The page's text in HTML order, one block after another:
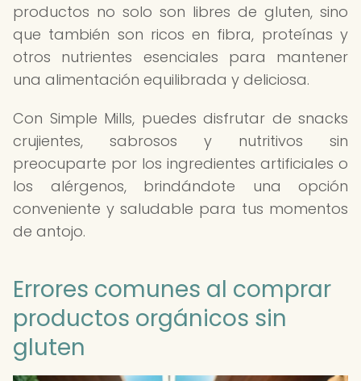
productos no solo son libres de gluten, sino
que también son ricos en fibra, proteínas y
otros nutrientes esenciales para mantener
una alimentación equilibrada y deliciosa.
Con Simple Mills, puedes disfrutar de snacks
crujientes, sabrosos y nutritivos sin
preocuparte por los ingredientes artificiales o
los alérgenos, brindándote una opción
conveniente y saludable para tus momentos
de antojo.
Errores comunes al comprar
productos orgánicos sin
gluten